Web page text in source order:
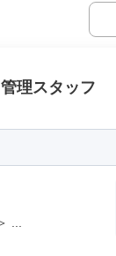
理スタッフ
...